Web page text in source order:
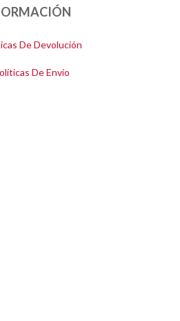
De Devolución
De Envío